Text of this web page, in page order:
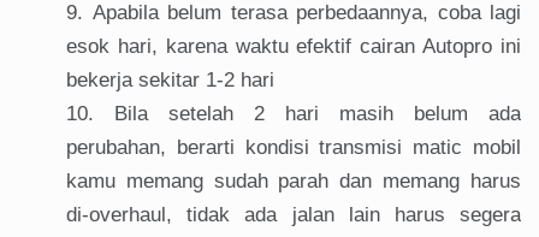
Apabila belum terasa perbedaannya, coba lagi
esok hari, karena waktu efektif cairan Autopro ini
bekerja sekitar 1-2 hari
Bila setelah 2 hari masih belum ada
perubahan, berarti kondisi transmisi matic mobil
kamu memang sudah parah dan memang harus
di-overhaul, tidak ada jalan lain harus segera